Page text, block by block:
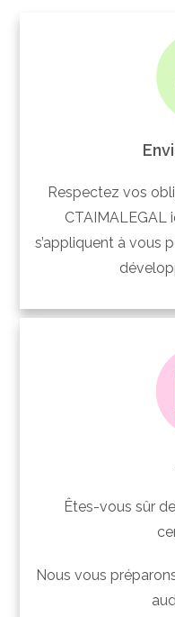
Respectez vos
CTAIMALEGAL
s’appliquent à vous
Êtes-vous sûr
Nous vous